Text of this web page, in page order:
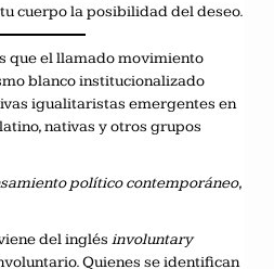
cuerpo la posibilidad del deseo.
que el llamado movimiento
blanco institucionalizado
igualitaristas emergentes en
nativas y otros grupos
político contemporáneo,
del inglés involuntary
Quienes se identifican